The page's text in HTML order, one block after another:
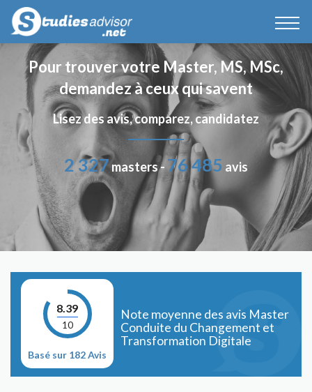
Pour trouver votre Master, MS, MSc,
demandez à ceux qui savent
Lisez des avis, comparez, candidatez
2 327masters -76 485 avis
8.39
10
Basé sur 182 Avis
Note moyenne des avis Master
Conduite du Changement et
Transformation Digitale